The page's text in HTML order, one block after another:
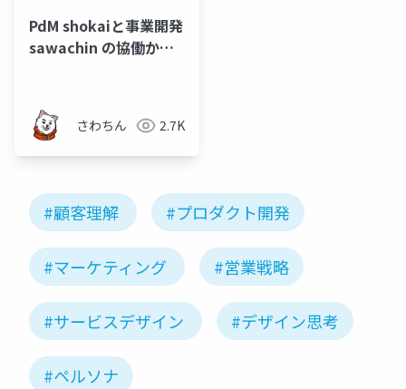
PdM shokaiと事業開発
sawachin の協働から
さわちん 2.7K
#顧客理解 #プロダクト開発
#マーケティング #営業戦略
#サービスデザイン #デザイン思考
#ペルソナ